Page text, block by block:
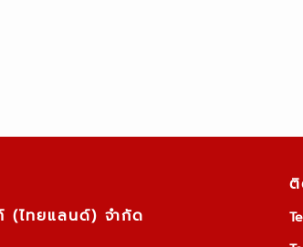
(ไทยแลนด์) จำกัด
ติ